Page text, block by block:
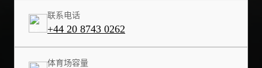
联系电话
+44 20 8743 0262
体育场容量